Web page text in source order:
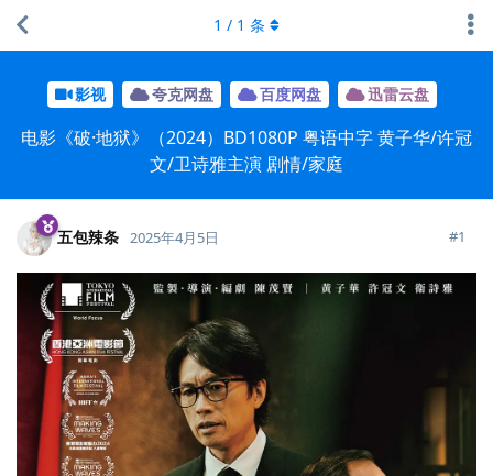
影视 夸克网盘 百度网盘 迅雷云盘
电影《破·地狱》（2024）BD1080P 粤语中字 黄子华/许冠
文/卫诗雅主演 剧情/家庭
1 / 1 条
五包辣条 2025年4月5日 #1